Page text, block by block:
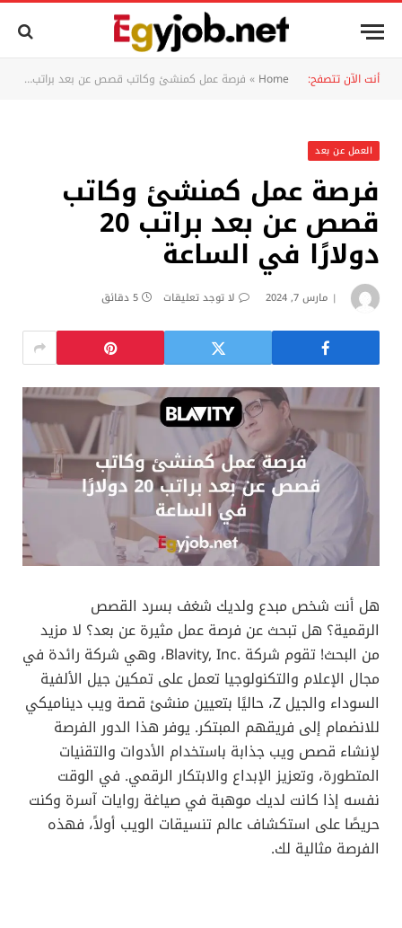
أنت الآن تتصفح: Home
» فرصة عمل كمنشئ وكاتب قصص عن بعد براتب 20 دولارًا في الساعة
العمل عن بعد
فرصة عمل كمنشئ وكاتب
قصص عن بعد براتب 20
دولارًا في الساعة
مارس 7, 2024 لا توجد تعليقات 5 دقائق
هل أنت شخص مبدع ولديك شغف بسرد القصص
الرقمية؟ هل تبحث عن فرصة عمل مثيرة عن بعد؟ لا مزيد
من البحث! تقوم شركة Blavity, Inc.‎، وهي شركة رائدة في
مجال الإعلام والتكنولوجيا تعمل على تمكين جيل الألفية
السوداء والجيل Z، حاليًا بتعيين منشئ قصة ويب ديناميكي
للانضمام إلى فريقهم المبتكر. يوفر هذا الدور الفرصة
لإنشاء قصص ويب جذابة باستخدام الأدوات والتقنيات
المتطورة، وتعزيز الإبداع والابتكار الرقمي. في الوقت
نفسه إذا كانت لديك موهبة في صياغة روايات آسرة وكنت
حريصًا على استكشاف عالم تنسيقات الويب أولاً، فهذه
الفرصة مثالية لك.